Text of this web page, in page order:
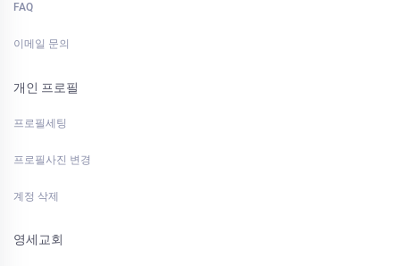
FAQ
이메일 문의
개인 프로필
프로필세팅
프로필사진 변경
계정 삭제
영세교회